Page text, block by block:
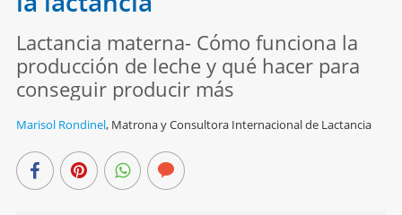
Lactancia materna- Cómo funciona la
producción de leche y qué hacer para
conseguir producir más
Marisol Rondinel, Matrona y Consultora Internacional de Lactancia